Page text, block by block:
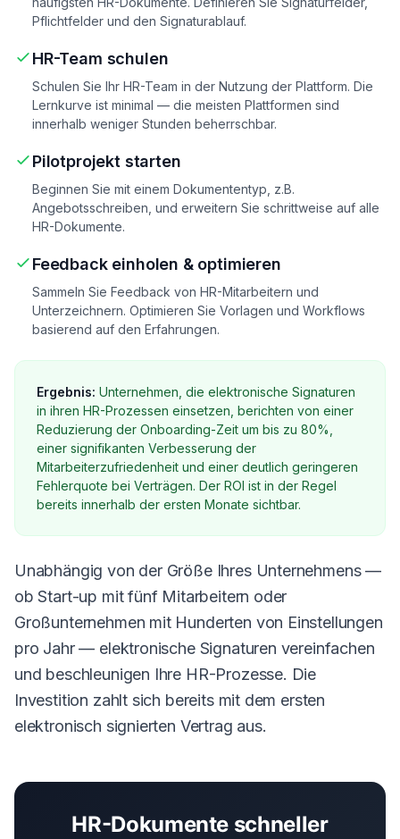
Pflichtfelder und den Signaturablauf.
HR-Team schulen
Schulen Sie Ihr HR-Team in der Nutzung der Plattform. Die
Lernkurve ist minimal — die meisten Plattformen sind
innerhalb weniger Stunden beherrschbar.
Pilotprojekt starten
Beginnen Sie mit einem Dokumententyp, z.B.
Angebotsschreiben, und erweitern Sie schrittweise auf alle
HR-Dokumente.
Feedback einholen & optimieren
Sammeln Sie Feedback von HR-Mitarbeitern und
Unterzeichnern. Optimieren Sie Vorlagen und Workflows
basierend auf den Erfahrungen.
Ergebnis: Unternehmen, die elektronische Signaturen
in ihren HR-Prozessen einsetzen, berichten von einer
Reduzierung der Onboarding-Zeit um bis zu 80%,
einer signifikanten Verbesserung der
Mitarbeiterzufriedenheit und einer deutlich geringeren
Fehlerquote bei Verträgen. Der ROI ist in der Regel
bereits innerhalb der ersten Monate sichtbar.
Unabhängig von der Größe Ihres Unternehmens —
ob Start-up mit fünf Mitarbeitern oder
Großunternehmen mit Hunderten von Einstellungen
pro Jahr — elektronische Signaturen vereinfachen
und beschleunigen Ihre HR-Prozesse. Die
Investition zahlt sich bereits mit dem ersten
elektronisch signierten Vertrag aus.
HR-Dokumente schneller